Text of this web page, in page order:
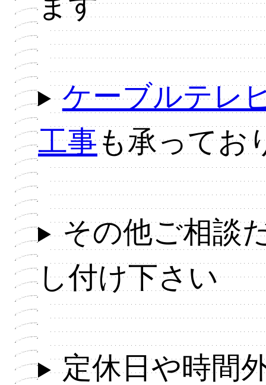
ケーブルテレ
工事も承ってお
その他ご相談
し付け下さい
定休日や時間